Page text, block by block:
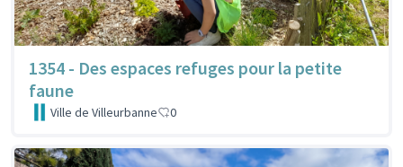
1354 - Des espaces refuges pour la petite
faune
Ville de Villeurbanne 0